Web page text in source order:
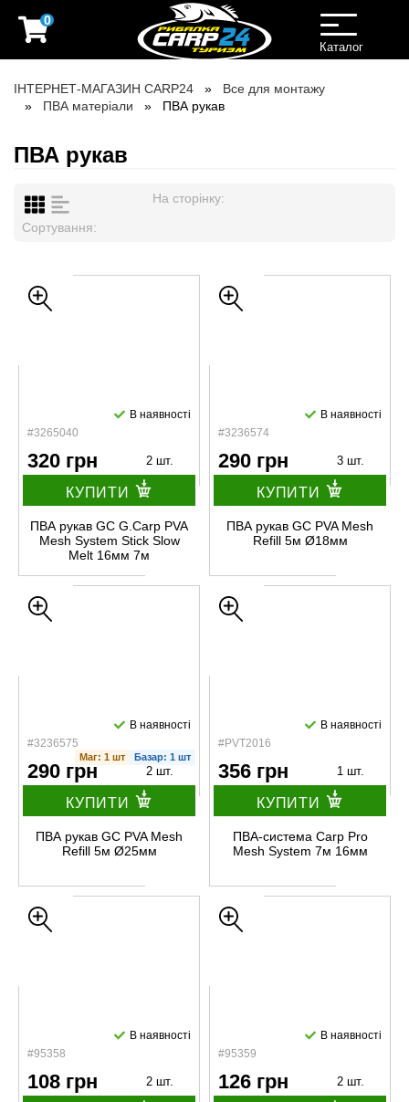
0
Toggle
navigation
Каталог
ІНТЕРНЕТ-МАГАЗИН CARP24
Все для монтажу
ПВА матеріали
ПВА рукав
ПВА рукав
На сторінку:
Сортування:
#3265040
В наявності
320 грн 2 шт.
КУПИТИ
ПВА рукав GC G.Carp PVA
Mesh System Stick Slow
Melt 16мм 7м
#3236574
В наявності
290 грн 3 шт.
КУПИТИ
ПВА рукав GC PVA Mesh
Refill 5м Ø18мм
#3236575
В наявності
Маг: 1 шт Базар: 1 шт
290 грн 2 шт.
КУПИТИ
ПВА рукав GC PVA Mesh
Refill 5м Ø25мм
#PVT2016
В наявності
356 грн 1 шт.
КУПИТИ
ПВА-система Carp Pro
Mesh System 7м 16мм
#95358
В наявності
108 грн 2 шт.
#95359
В наявності
126 грн 2 шт.